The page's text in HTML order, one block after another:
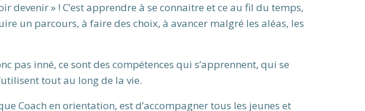
devenir » ! C’est apprendre à se connaitre et ce au fil du temps,
un parcours, à faire des choix, à avancer malgré les aléas, les
pas inné, ce sont des compétences qui s’apprennent, qui se
tout au long de la vie.
Coach en orientation, est d’accompagner tous les jeunes et